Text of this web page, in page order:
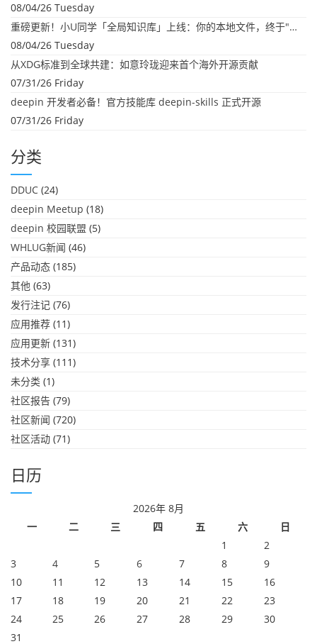
08/04/26 Tuesday
重磅更新！小U同学「全局知识库」上线：你的本地文件，终于"活"起来了
08/04/26 Tuesday
从XDG标准到全球共建：如意玲珑迎来首个海外开源贡献
07/31/26 Friday
deepin 开发者必备！官方技能库 deepin-skills 正式开源
07/31/26 Friday
分类
DDUC (24)
deepin Meetup (18)
deepin 校园联盟 (5)
WHLUG新闻 (46)
产品动态 (185)
其他 (63)
发行注记 (76)
应用推荐 (11)
应用更新 (131)
技术分享 (111)
未分类 (1)
社区报告 (79)
社区新闻 (720)
社区活动 (71)
日历
2026年 8月
一
二 三 四 五 六
日
1
2
3
4 5 6 7 8
9
10
11 12 13 14 15
16
17
18 19 20 21 22
23
24
25 26 27 28 29
30
31